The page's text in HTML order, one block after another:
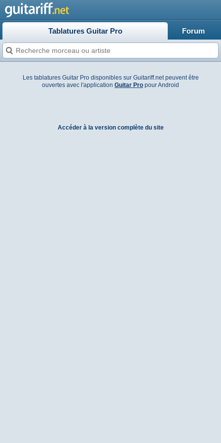
Tablatures Guitar Pro Forum
Les tablatures Guitar Pro disponibles sur Guitariff.net peuvent être
ouvertes avec l'application Guitar Pro pour Android
Accéder à la version complète du site